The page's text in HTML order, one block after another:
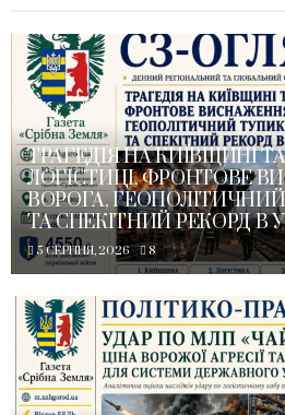
ТРАГЕДІЯ НА КИЇВЩИНІ
ЛОГІСТИЦІ, ФРОНТОВЕ
ВОРОГА,
ТА СПЕКІТНИЙ РЕКОРД В
5 СЕРПНЯ, 2026 8